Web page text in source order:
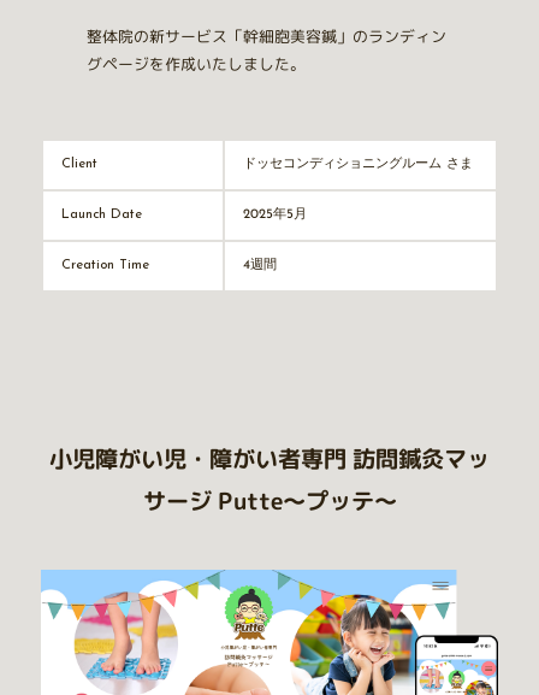
整体院の新サービス「幹細胞美容鍼」のランディン
グページを作成いたしました。
Client ドッセコンディショニングルーム さま
Launch Date 2025年5月
Creation Time 4週間
小児障がい児・障がい者専門 訪問鍼灸マッ
サージ Putte〜プッテ〜